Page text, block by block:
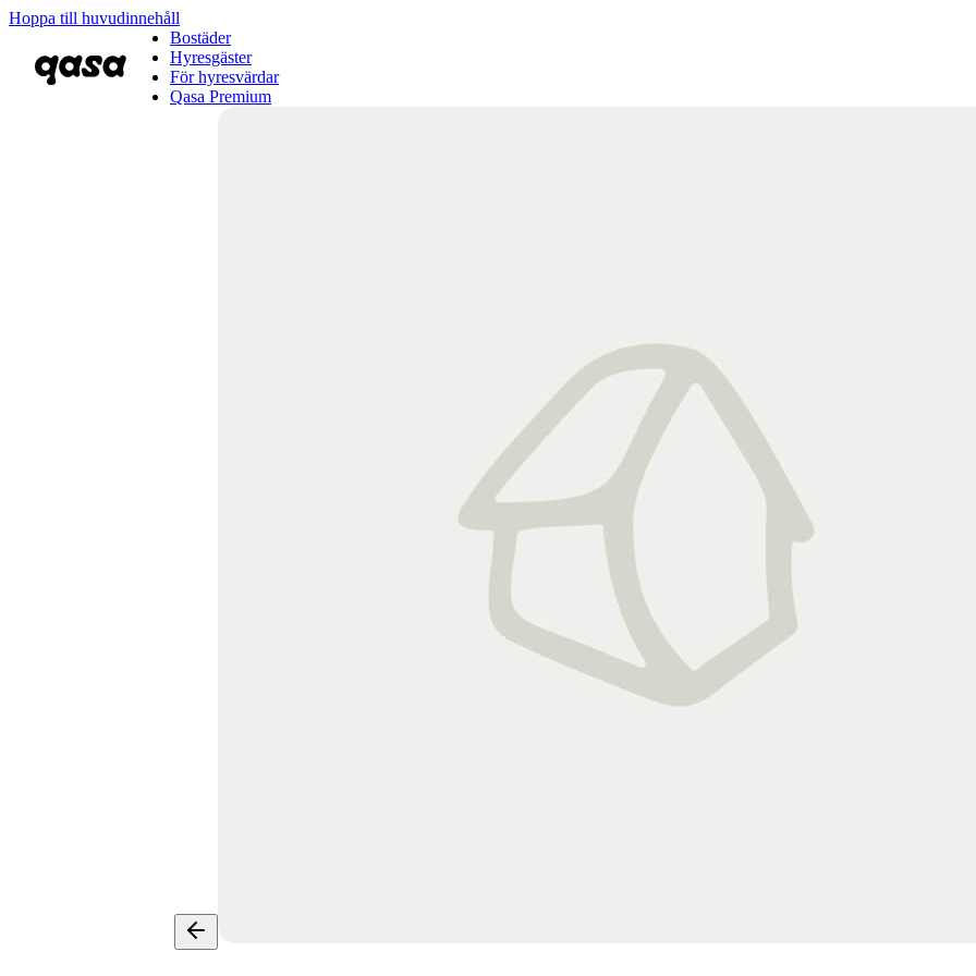
Hoppa till huvudinnehåll
Bostäder
Hyresgäster
För hyresvärdar
Qasa Premium